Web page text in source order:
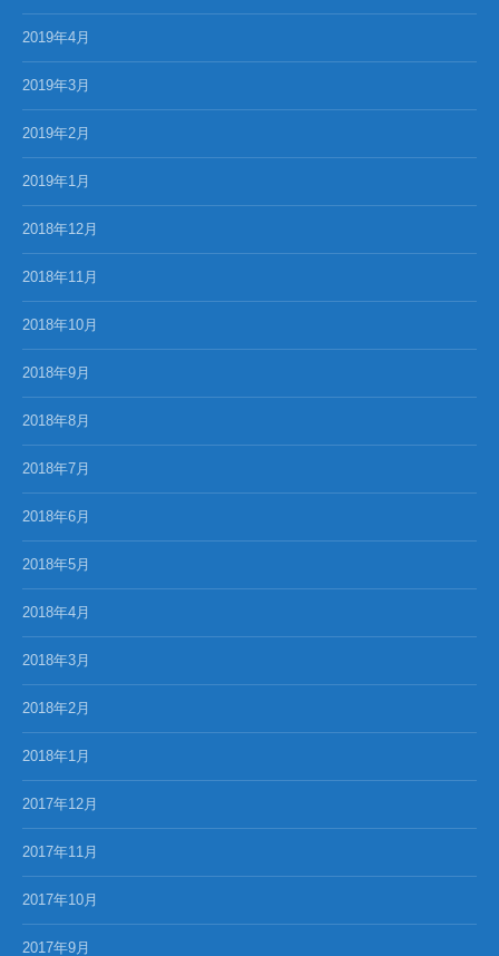
2019年4月
2019年3月
2019年2月
2019年1月
2018年12月
2018年11月
2018年10月
2018年9月
2018年8月
2018年7月
2018年6月
2018年5月
2018年4月
2018年3月
2018年2月
2018年1月
2017年12月
2017年11月
2017年10月
2017年9月